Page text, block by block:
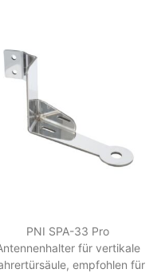
PNI SPA-33 Pro
für vertikale
empfohlen für